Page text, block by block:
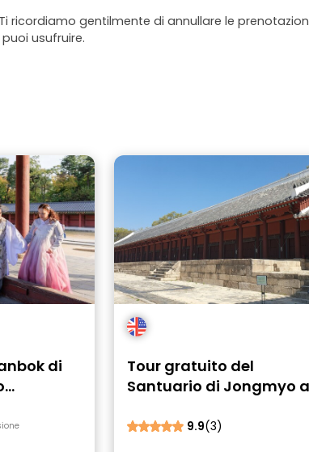
ricordiamo gentilmente di annullare le
usufruire.
di
Tour gratuito del
Santuario di Jongmyo a
e narrazione nascosta
9.9(3)